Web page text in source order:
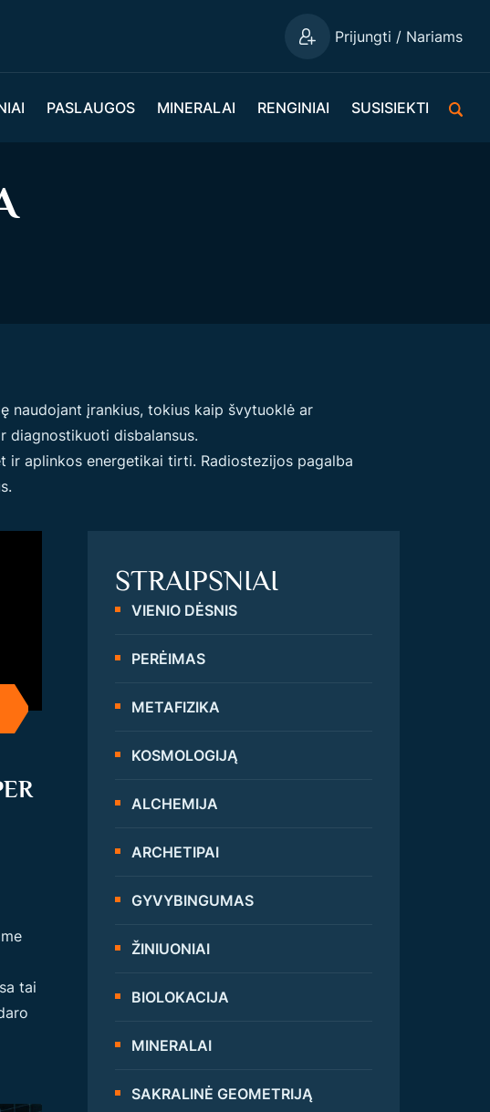
Prijungti / Nariams
PASLAUGOS MINERALAI RENGINIAI SUSISIEKTI
naudojant įrankius, tokius kaip švytuoklė ar
diagnostikuoti disbalansus.
ir aplinkos energetikai tirti. Radiostezijos pagalba
tai
STRAIPSNIAI
VIENIO DĖSNIS
PERĖIMAS
METAFIZIKA
KOSMOLOGIJĄ
ALCHEMIJA
ARCHETIPAI
GYVYBINGUMAS
ŽINIUONIAI
BIOLOKACIJA
MINERALAI
SAKRALINĖ GEOMETRIJĄ